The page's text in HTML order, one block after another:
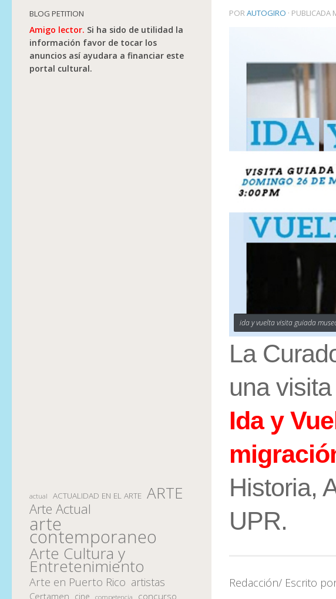
PORAUTOGIRO · PUBLICADA
ida y vuelta visita guiada
La
una
Ida y
Historia,
UPR.
Redacción/ Escrito
BLOG PETITION
Amigo lector. Si ha sido de utilidad la
información favor de tocar los
anuncios así ayudara a financiar este
portal cultural.
actual ACTUALIDAD EN EL ARTE ARTE
Arte Actual
arte
contemporaneo
Arte Cultura y
Entretenimiento
Arte en Puerto Rico artistas
Certamen cine competencia concurso